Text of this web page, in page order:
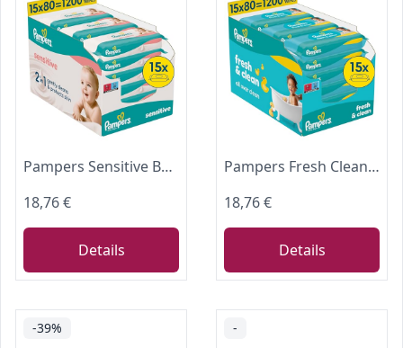
Pampers Sensitive Baby-Feuchttücher, 15 Packungen mit 80 Feuchttüchern,1200 Baby-Feuchttücher, 2-in-1 sanfte Reinigung & Hautschutz
18,76 €
Details
Pampers Fresh Clean Feuchttücher, 15x80 (1200 Stück)
18,76 €
Details
-39% -